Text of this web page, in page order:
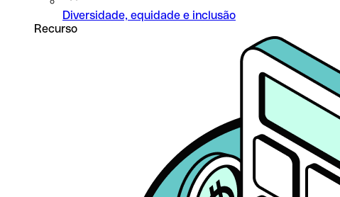
Diversidade, equidade e inclusão
Recurso